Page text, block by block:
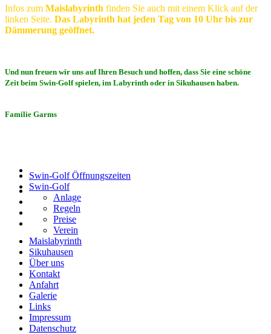
Infos zum Maislabyrinth finden Sie auch mit einem Klick auf der
linken Seite. Das Labyrinth hat jeden Tag von 10 Uhr bis zur
Dämmerung geöffnet.
Und nun freuen wir uns auf Ihren Besuch und hoffen, dass Sie eine schöne
Zeit beim Swin-Golf spielen, im Labyrinth oder in Sikuhausen haben.
Familie Garms
Swin-Golf Öffnungszeiten
Swin-Golf
Anlage
Regeln
Preise
Verein
Maislabyrinth
Sikuhausen
Über uns
Kontakt
Anfahrt
Galerie
Links
Impressum
Datenschutz